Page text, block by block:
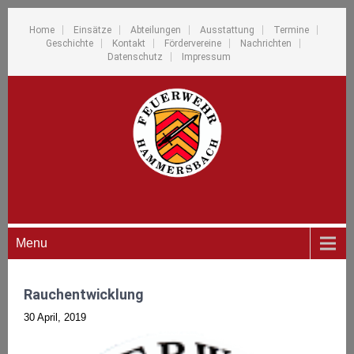
Home Einsätze Abteilungen Ausstattung
Termine
Geschichte
Kontakt Fördervereine
Nachrichten
Datenschutz
Impressum
Menu
Rauchentwicklung
30 April, 2019